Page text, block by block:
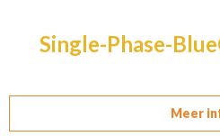
Single-Phase-
Meer